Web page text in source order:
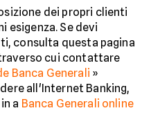
dei propri clienti
esigenza. Se devi
consulta questa pagina
cui contattare
Banca Generali »
all'Internet Banking,
a Banca Generali online